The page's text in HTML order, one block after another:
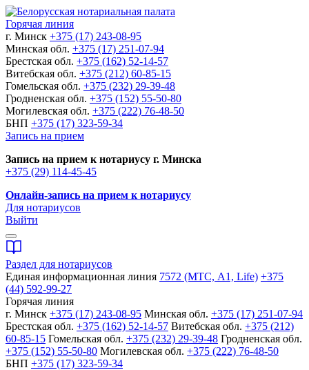
Горячая линия
г. Минск +375 (17) 243-08-95
Минская обл. +375 (17) 251-07-94
Брестская обл. +375 (162) 52-14-57
Витебская обл. +375 (212) 60-85-15
Гомельская обл. +375 (232) 29-39-48
Гродненская обл. +375 (152) 55-50-80
Могилевская обл. +375 (222) 76-48-50
БНП +375 (17) 323-59-34
Запись на прием
Запись на прием к нотариусу г. Минска
+375 (29) 114-45-45
Онлайн-запись на прием к нотариусу
Для нотариусов
Выйти
Раздел для нотариусов
Единая информационная линия 7572 (МТС, A1, Life) +375
(44) 592-99-27
Горячая линия
г. Минск +375 (17) 243-08-95 Минская обл. +375 (17) 251-07-94
Брестская обл. +375 (162) 52-14-57 Витебская обл. +375 (212)
60-85-15 Гомельская обл. +375 (232) 29-39-48 Гродненская обл.
+375 (152) 55-50-80 Могилевская обл. +375 (222) 76-48-50
БНП +375 (17) 323-59-34